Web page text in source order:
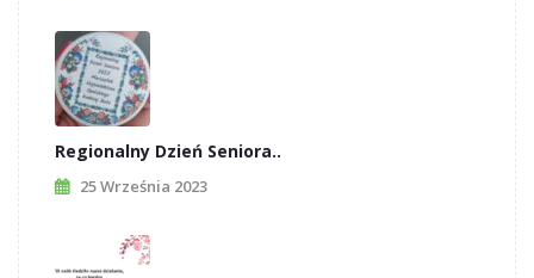
Regionalny Dzień Seniora..
25 Września 2023